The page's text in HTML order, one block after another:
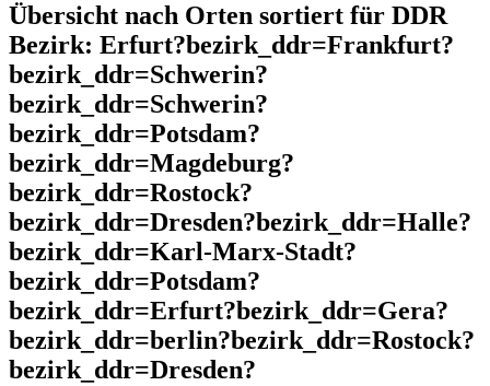
Übersicht nach Orten sortiert für DDR
Bezirk: Erfurt?bezirk_ddr=Frankfurt?
bezirk_ddr=Schwerin?
bezirk_ddr=Schwerin?
bezirk_ddr=Potsdam?
bezirk_ddr=Magdeburg?
bezirk_ddr=Rostock?
bezirk_ddr=Dresden?bezirk_ddr=Halle?
bezirk_ddr=Karl-Marx-Stadt?
bezirk_ddr=Potsdam?
bezirk_ddr=Erfurt?bezirk_ddr=Gera?
bezirk_ddr=berlin?bezirk_ddr=Rostock?
bezirk_ddr=Dresden?